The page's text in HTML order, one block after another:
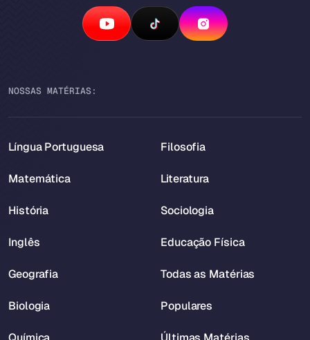
NOSSAS MATÉRIAS:
Língua Portuguesa
Matemática
História
Inglês
Geografia
Biologia
Filosofia
Literatura
Sociologia
Educação Física
Todas as Matérias
Populares